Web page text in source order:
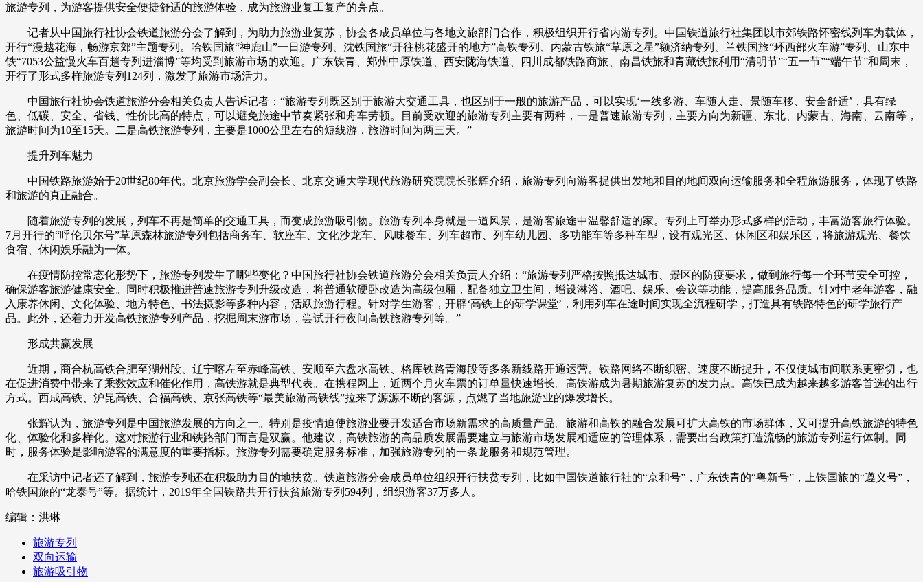
旅游专列，为游客提供安全便捷舒适的旅游体验，成为旅游业复工复产的亮点。
记者从中国旅行社协会铁道旅游分会了解到，为助力旅游业复苏，协会各成员单位与各地文旅部门合作，积极组织开行省内游专列。中国铁道旅行社集团以市郊铁路怀密线列车为载体，
开行“漫越花海，畅游京郊”主题专列。哈铁国旅“神鹿山”一日游专列、沈铁国旅“开往桃花盛开的地方”高铁专列、内蒙古铁旅“草原之星”额济纳专列、兰铁国旅“环西部火车游”专列、山东中
铁“7053公益慢火车百趟专列进淄博”等均受到旅游市场的欢迎。广东铁青、郑州中原铁道、西安陇海铁道、四川成都铁路商旅、南昌铁旅和青藏铁旅利用“清明节”“五一节”“端午节”和周末，
开行了形式多样旅游专列124列，激发了旅游市场活力。
中国旅行社协会铁道旅游分会相关负责人告诉记者：“旅游专列既区别于旅游大交通工具，也区别于一般的旅游产品，可以实现‘一线多游、车随人走、景随车移、安全舒适’，具有绿
色、低碳、安全、省钱、性价比高的特点，可以避免旅途中节奏紧张和舟车劳顿。目前受欢迎的旅游专列主要有两种，一是普速旅游专列，主要方向为新疆、东北、内蒙古、海南、云南等，
旅游时间为10至15天。二是高铁旅游专列，主要是1000公里左右的短线游，旅游时间为两三天。”
提升列车魅力
中国铁路旅游始于20世纪80年代。北京旅游学会副会长、北京交通大学现代旅游研究院院长张辉介绍，旅游专列向游客提供出发地和目的地间双向运输服务和全程旅游服务，体现了铁路
和旅游的真正融合。
随着旅游专列的发展，列车不再是简单的交通工具，而变成旅游吸引物。旅游专列本身就是一道风景，是游客旅途中温馨舒适的家。专列上可举办形式多样的活动，丰富游客旅行体验。
7月开行的“呼伦贝尔号”草原森林旅游专列包括商务车、软座车、文化沙龙车、风味餐车、列车超市、列车幼儿园、多功能车等多种车型，设有观光区、休闲区和娱乐区，将旅游观光、餐饮
食宿、休闲娱乐融为一体。
在疫情防控常态化形势下，旅游专列发生了哪些变化？中国旅行社协会铁道旅游分会相关负责人介绍：“旅游专列严格按照抵达城市、景区的防疫要求，做到旅行每一个环节安全可控，
确保游客旅游健康安全。同时积极推进普速旅游专列升级改造，将普通软硬卧改造为高级包厢，配备独立卫生间，增设淋浴、酒吧、娱乐、会议等功能，提高服务品质。针对中老年游客，融
入康养休闲、文化体验、地方特色、书法摄影等多种内容，活跃旅游行程。针对学生游客，开辟‘高铁上的研学课堂’，利用列车在途时间实现全流程研学，打造具有铁路特色的研学旅行产
品。此外，还着力开发高铁旅游专列产品，挖掘周末游市场，尝试开行夜间高铁旅游专列等。”
形成共赢发展
近期，商合杭高铁合肥至湖州段、辽宁喀左至赤峰高铁、安顺至六盘水高铁、格库铁路青海段等多条新线路开通运营。铁路网络不断织密、速度不断提升，不仅使城市间联系更密切，也
在促进消费中带来了乘数效应和催化作用，高铁游就是典型代表。在携程网上，近两个月火车票的订单量快速增长。高铁游成为暑期旅游复苏的发力点。高铁已成为越来越多游客首选的出行
方式。西成高铁、沪昆高铁、合福高铁、京张高铁等“最美旅游高铁线”拉来了源源不断的客源，点燃了当地旅游业的爆发增长。
张辉认为，旅游专列是中国旅游发展的方向之一。特别是疫情迫使旅游业要开发适合市场新需求的高质量产品。旅游和高铁的融合发展可扩大高铁的市场群体，又可提升高铁旅游的特色
化、体验化和多样化。这对旅游行业和铁路部门而言是双赢。他建议，高铁旅游的高品质发展需要建立与旅游市场发展相适应的管理体系，需要出台政策打造流畅的旅游专列运行体制。同
时，服务体验是影响游客的满意度的重要指标。旅游专列需要确定服务标准，加强旅游专列的一条龙服务和规范管理。
在采访中记者还了解到，旅游专列还在积极助力目的地扶贫。铁道旅游分会成员单位组织开行扶贫专列，比如中国铁道旅行社的“京和号”，广东铁青的“粤新号”，上铁国旅的“遵义号”，
哈铁国旅的“龙泰号”等。据统计，2019年全国铁路共开行扶贫旅游专列594列，组织游客37万多人。
编辑：洪琳
旅游专列
双向运输
旅游吸引物